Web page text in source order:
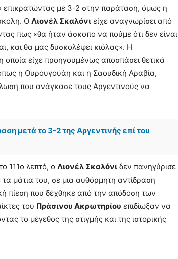
επικρατώντας με 3-2 στην παράταση, όμως η
Ο Λιονέλ Σκαλόνι είχε αναγνωρίσει από
πως «θα ήταν άσκοπο να πούμε ότι δεν είναι
και θα μας δυσκολέψει κιόλας». Η
οποία είχε προηγουμένως αποσπάσει θετικά
η Ουρουγουάη και η Σαουδική Αραβία,
που ανάγκασε τους Αργεντινούς να
μετά το 3-2 της Αργεντινής επί του
111ο λεπτό, ο Λιονέλ Σκαλόνι δεν πανηγύρισε
μάτια του, σε μια αυθόρμητη αντίδραση
πίεση που δέχθηκε από την απόδοση των
του Πράσινου Ακρωτηρίου επιδίωξαν να
το μέγεθος της στιγμής και της ιστορικής